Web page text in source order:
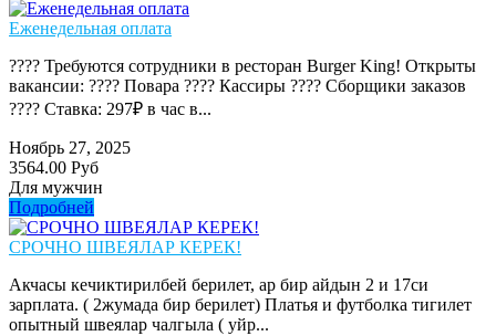
Еженедельная оплата
???? Требуются сотрудники в ресторан Burger King! Открыты
вакансии: ???? Повара ???? Кассиры ???? Сборщики заказов
???? Ставка: 297₽ в час в...
Ноябрь 27, 2025
3564.00 Руб
Для мужчин
Подробней
СРОЧНО ШВЕЯЛАР КЕРЕК!
Акчасы кечиктирилбей берилет, ар бир айдын 2 и 17си
зарплата. ( 2жумада бир берилет) Платья и футболка тигилет
опытный швеялар чалгыла ( уйр...